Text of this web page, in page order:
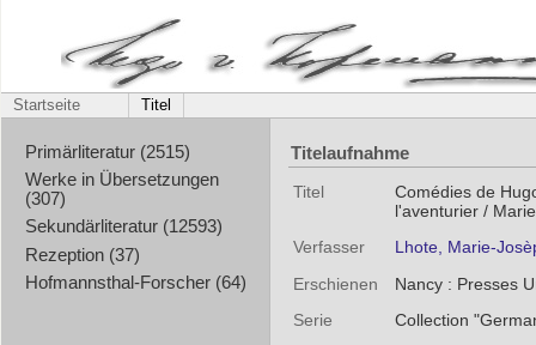
Startseite Titel
Primärliteratur (2515)
Werke in Übersetzungen
(307)
Sekundärliteratur (12593)
Rezeption (37)
Hofmannsthal-Forscher (64)
Titelaufnahme
Titel
Comédies de
l'aventurier /
Verfasser
Lhote, Marie-
Erschienen
Nancy : Presses
Serie
Collection